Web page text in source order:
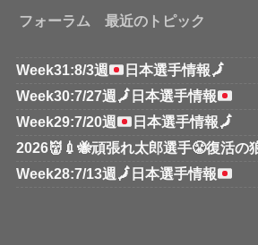
フォーラム 最近のトピック
Week31:8/3週 日本選手情報🗾
Week30:7/27週 🗾 日本選手情報
Week29:7/20週
日本選手情報🗾
2026👹💉🐝頑張れ太郎選手😤復活の
Week28:7/13週 🗾 日本選手情報